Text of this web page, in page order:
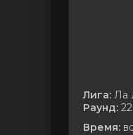
Лига: Ла
Раунд:
Время: